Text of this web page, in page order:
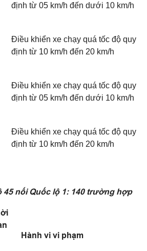
định từ 05 km/h đến dưới 10 km/h
Điều khiển xe chạy quá tốc độ quy
định từ 10 km/h đến 20 km/h
Điều khiển xe chạy quá tốc độ quy
định từ 05 km/h đến dưới 10 km/h
Điều khiển xe chạy quá tốc độ quy
định từ 10 km/h đến 20 km/h
45 nối Quốc lộ 1: 140 trường hợp
Hành vi vi phạm